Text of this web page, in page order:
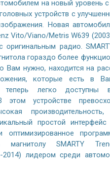
на новый уровень
устройств с
Новая
Vito/Viano/Metris W639
радио.
гораздо более
Вам нужно, находится на
которые есть в
теперь легко доступны
этом устройстве
производительность,
простой
SMARTY
лидером среди